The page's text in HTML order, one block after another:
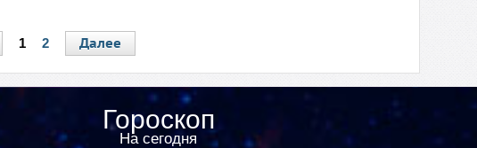
1 2 Далее
Гороскоп
На сегодня